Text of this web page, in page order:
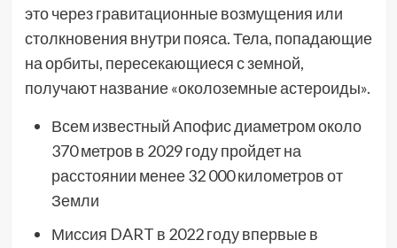
это через гравитационные возмущения или
столкновения внутри пояса. Тела, попадающие
на орбиты, пересекающиеся с земной,
получают название «околоземные астероиды».
Всем известный Апофис диаметром около
370 метров в 2029 году пройдет на
расстоянии менее 32 000 километров от
Земли
Миссия DART в 2022 году впервые в